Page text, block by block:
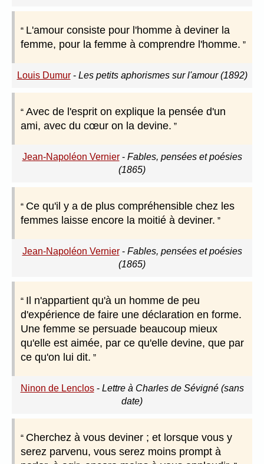
L'amour consiste pour l'homme à deviner la
femme, pour la femme à comprendre l'homme.
Louis Dumur- Les petits aphorismes sur l'amour (1892)
Avec de l'esprit on explique la pensée d'un
ami, avec du cœur on la devine.
Jean-Napoléon Vernier- Fables, pensées et poésies
(1865)
Ce qu'il y a de plus compréhensible chez les
femmes laisse encore la moitié à deviner.
Jean-Napoléon Vernier- Fables, pensées et poésies
(1865)
Il n'appartient qu'à un homme de peu
d'expérience de faire une déclaration en forme.
Une femme se persuade beaucoup mieux
qu'elle est aimée, par ce qu'elle devine, que par
ce qu'on lui dit.
Ninon de Lenclos- Lettre à Charles de Sévigné (sans
date)
Cherchez à vous deviner ; et lorsque vous y
serez parvenu, vous serez moins prompt à